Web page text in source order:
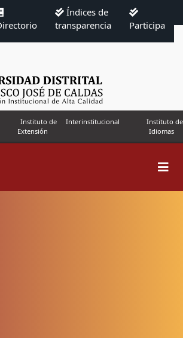
Índices de
transparencia
Participa
Instituto de
Extensión
Interinstitucional
Instituto de
Idiomas